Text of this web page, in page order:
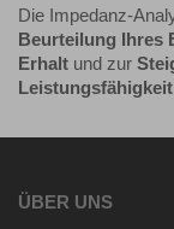
Die Impedanz-
Beurteilung Ihres
Erhalt und zur
Leistungsfähigkeit
ÜBER UNS